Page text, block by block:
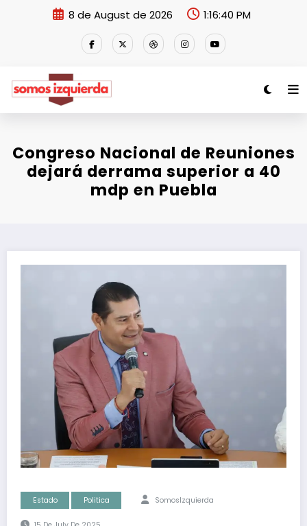
8 de August de 2026 1:16:40 PM
Congreso Nacional de Reuniones
dejará derrama superior a 40
mdp en Puebla
Estado Politica SomosIzquierda